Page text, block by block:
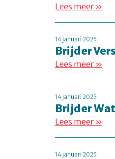
Lees meer »
14 januari 2025
Brijder
Lees meer »
14 januari 2025
Brijder
Lees meer »
14 januari 2025